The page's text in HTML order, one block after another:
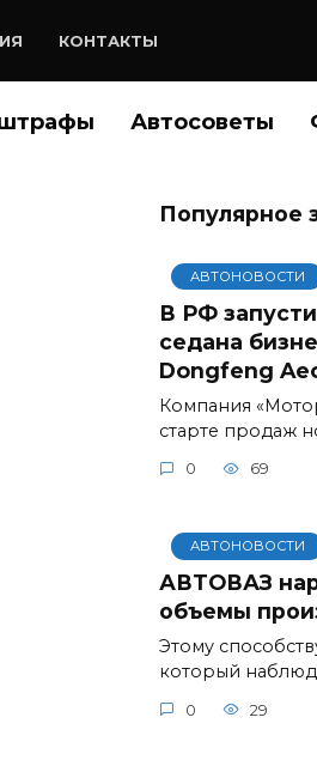
КОНТАКТЫ
Автосоветы
Популярное
АВТОНОВОСТИ
В РФ
седана
Dongfeng
Компания
старте продаж
0 69
АВТОНОВОСТИ
АВТОВАЗ
объемы
Этому
который
0 29